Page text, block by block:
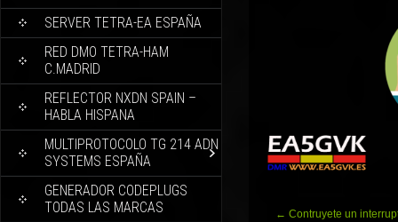
SERVER TETRA-EA ESPAÑA
RED DMO TETRA-HAM
C.MADRID
REFLECTOR NXDN SPAIN –
HABLA HISPANA
MULTIPROTOCOLO TG 214 ADN
SYSTEMS ESPAÑA
GENERADOR CODEPLUGS
TODAS LAS MARCAS
Navegación
← Contruyete un